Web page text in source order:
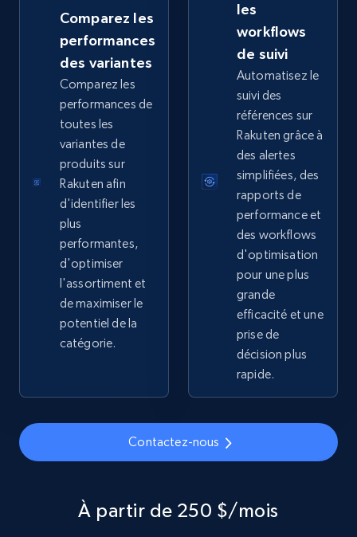
2.4K+ 199+ Commencer
Amazon products global dataset
Title, Seller name, Brand, Description, Initial
price, Currency, Availability, Reviews count, and
more.
Commencer
Amazon products global dataset - Collects
products by specific category URL
Title, Seller name, Brand, Description, Initial
price, Currency, Availability, Reviews count, and
more.
2.1K+ 375+ Commencer
Title, Seller name, Brand, Description, Initial
Comparez les
performances
des variantes
Comparez les
performances de
toutes les
variantes de
produits sur
Rakuten afin
d'identifier les
plus
performantes,
d'optimiser
l'assortiment et
de maximiser le
potentiel de la
catégorie.
les
workflows
de suivi
Automatisez le
suivi des
références sur
Rakuten grâce à
des alertes
simplifiées, des
rapports de
performance et
des workflows
d'optimisation
pour une plus
grande
efficacité et une
prise de
décision plus
rapide.
Contactez-nous
À partir de 250 $/mois